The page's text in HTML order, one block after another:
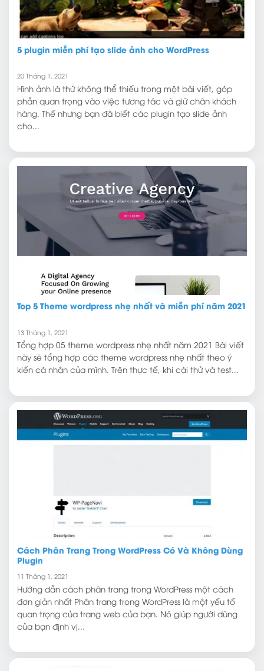
5 plugin miễn phí tạo slide ảnh cho WordPress
20 Tháng 1, 2021
Hình ảnh là thứ không thể thiếu trong một bài viết, góp
phần quan trọng vào việc tương tác và giữ chân khách
hàng. Thế nhưng bạn đã biết các plugin tạo slide ảnh
cho...
Top 5 Theme wordpress nhẹ nhất và miễn phí năm 2021
13 Tháng 1, 2021
Tổng hợp 05 theme wordpress nhẹ nhất năm 2021 Bài viết
này sẽ tổng hợp các theme wordpress nhẹ nhất theo ý
kiến cá nhân của mình. Trên thực tế, khi cài thử và test...
Cách Phân Trang Trong WordPress Có Và Không Dùng
Plugin
11 Tháng 1, 2021
Hướng dẫn cách phân trang trong WordPress một cách
đơn giản nhất Phân trang trong WordPress là một yếu tố
quan trọng của trang web của bạn. Nó giúp người dùng
của bạn định vị...